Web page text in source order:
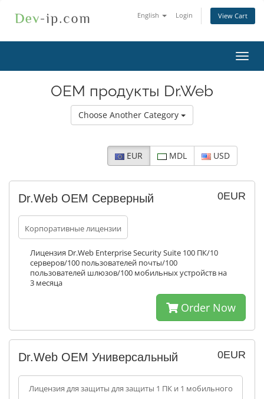
English Login View Cart
ОЕМ продукты Dr.Web
Choose Another Category
EUR MDL USD
0EUR
Dr.Web ОЕМ Серверный
Корпоративные лицензии
Лицензия Dr.Web Enterprise Security Suite 100 ПК/10
серверов/100 пользователей почты/100
пользователей шлюзов/100 мобильных устройств на
3 месяца
Order Now
0EUR
Dr.Web ОЕМ Универсальный
Лицензия для защиты для защиты 1 ПК и 1 мобильного